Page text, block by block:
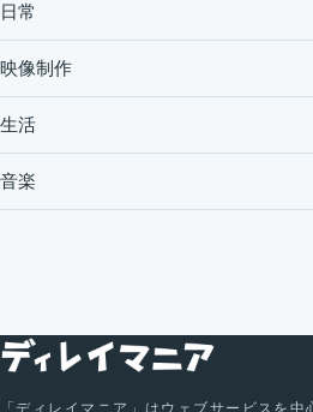
日常
映像制作
生活
音楽
「ディレイマニア」はウェブサービスを